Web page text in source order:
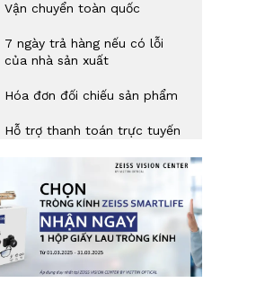
Vận chuyển toàn quốc
7 ngày trả hàng nếu có lỗi
của nhà sản xuất
Hóa đơn đối chiếu sản phẩm
Hỗ trợ thanh toán trực tuyến